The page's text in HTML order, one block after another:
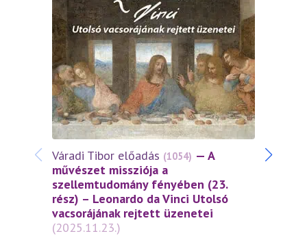
Váradi Tibor előadás (1054) — A
művészet missziója a
szellemtudomány fényében (23.
rész) – Leonardo da Vinci Utolsó
vacsorájának rejtett üzenetei
(2025.11.23.)